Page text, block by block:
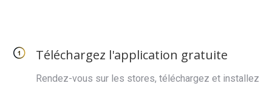
Téléchargez l'application gratuite
Rendez-vous sur les stores, téléchargez et installez